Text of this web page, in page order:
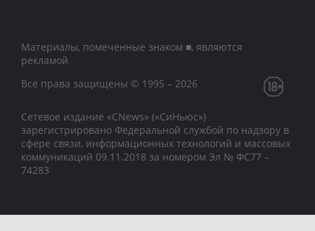
Материалы, помеченные знаком ■, являются
рекламой
Все права защищены © 1995 – 2026
Сетевое издание «CNews» («СиНьюс»)
зарегистрировано Федеральной службой по надзору в
сфере связи, информационных технологий и массовых
коммуникаций 09.11.2018 за номером Эл № ФС77 –
74283